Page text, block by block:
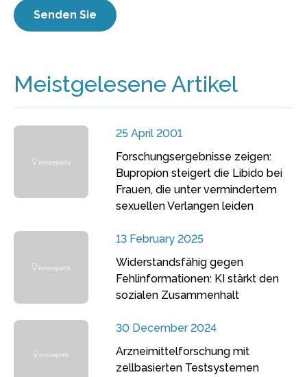
Meistgelesene Artikel
25 April 2001
Forschungsergebnisse zeigen:
Bupropion steigert die Libido bei
Frauen, die unter vermindertem
sexuellen Verlangen leiden
13 February 2025
Widerstandsfähig gegen
Fehlinformationen: KI stärkt den
sozialen Zusammenhalt
30 December 2024
Arzneimittelforschung mit
zellbasierten Testsystemen